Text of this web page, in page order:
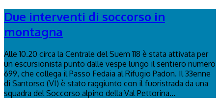
Due interventi di soccorso in
montagna
Alle 10.20 circa la Centrale del Suem 118 è stata attivata per
un escursionista punto dalle vespe lungo il sentiero numero
699, che collega il Passo Fedaia al Rifugio Padon. Il 33enne
di Santorso (VI) è stato raggiunto con il fuoristrada da una
squadra del Soccorso alpino della Val Pettorina...